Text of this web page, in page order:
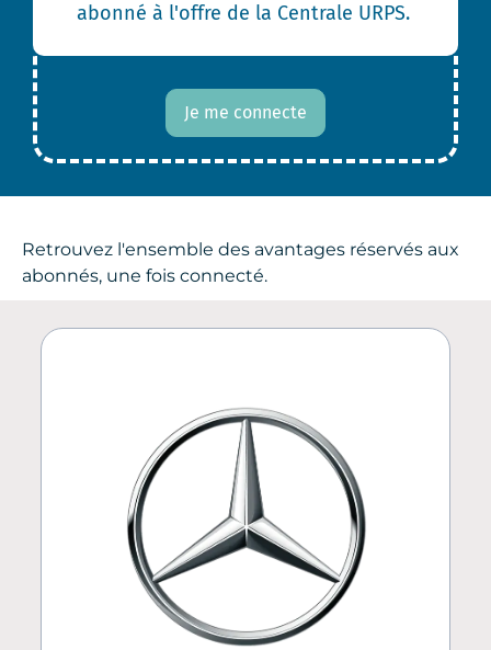
abonné à l'offre de la Centrale URPS.
Je me connecte
Retrouvez l'ensemble des avantages réservés aux
abonnés, une fois connecté.